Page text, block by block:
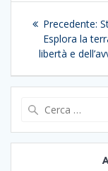
articoli
Precedente:
Esplora la
libertà e